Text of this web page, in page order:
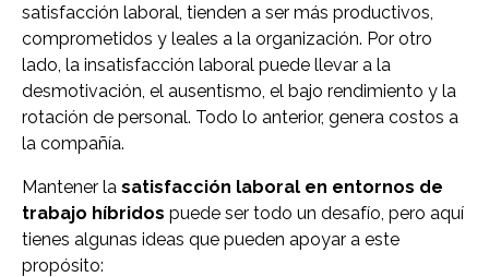
satisfacción laboral, tienden a ser más productivos,
comprometidos y leales a la organización. Por otro
lado, la insatisfacción laboral puede llevar a la
desmotivación, el ausentismo, el bajo rendimiento y la
rotación de personal. Todo lo anterior, genera costos a
la compañía.
Mantener la satisfacción laboral en entornos de
trabajo híbridos puede ser todo un desafío, pero aquí
tienes algunas ideas que pueden apoyar a este
propósito: